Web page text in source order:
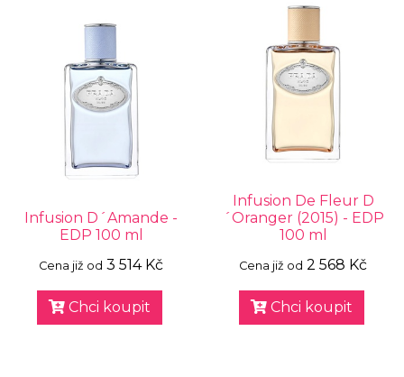
Infusion D´Amande -
EDP 100 ml
Cena již od 3 514 Kč
Chci koupit
Infusion De Fleur D
´Oranger (2015) - EDP
100 ml
Cena již od 2 568 Kč
Chci koupit